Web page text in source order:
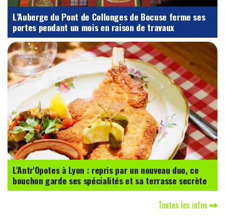
L’Auberge du Pont de Collonges de Bocuse ferme ses
portes pendant un mois en raison de travaux
L'Antr'Opotes à Lyon : repris par un nouveau duo, ce
bouchon garde ses spécialités et sa terrasse secrète
Toutes les infos